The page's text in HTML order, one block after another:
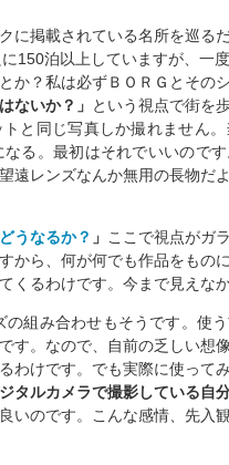
に掲載されている名所を巡る
150泊以上していますが、一
か？私は必ずＢＯＲＧとその
ないか？」 という視点で街を
と同じ写真しか撮れません
る。最初はそれでいいので
遠レンズなんか無用の長物だ
うなるか？ 」 ここで視点がガ
から、何が何でも作品をもの
くるわけです。今まで見えな
組み合わせもそうです。使
す。なので、自前の乏しい想
わけです。でも実際に使って
タルカメラで撮影している自
いのです。こんな感情、先入